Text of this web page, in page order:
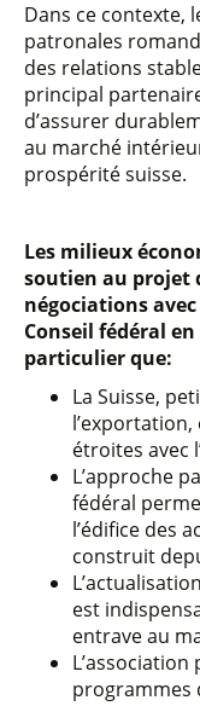
Dans ce contexte,
patronales
des relations
principal
d’assurer
au marché
prospérité suisse.
Les milieux
soutien au projet
négociations
Conseil fédéral
particulier que:
La Suisse,
étroites avec
L’approche
fédéral
l’édifice des
construit
est
entrave au
programmes